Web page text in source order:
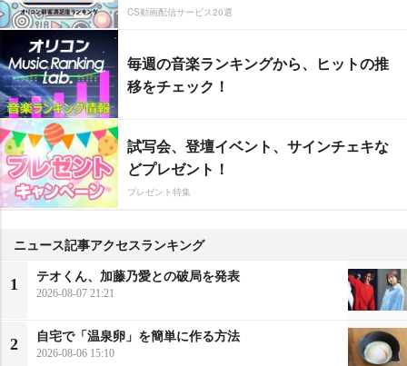
CS動画配信サービス20選
毎週の音楽ランキングから、ヒットの推
移をチェック！
試写会、登壇イベント、サインチェキな
どプレゼント！
プレゼント特集
ニュース記事アクセスランキング
1
テオくん、加藤乃愛との破局を発表
2026-08-07 21:21
2
自宅で「温泉卵」を簡単に作る方法
2026-08-06 15:10